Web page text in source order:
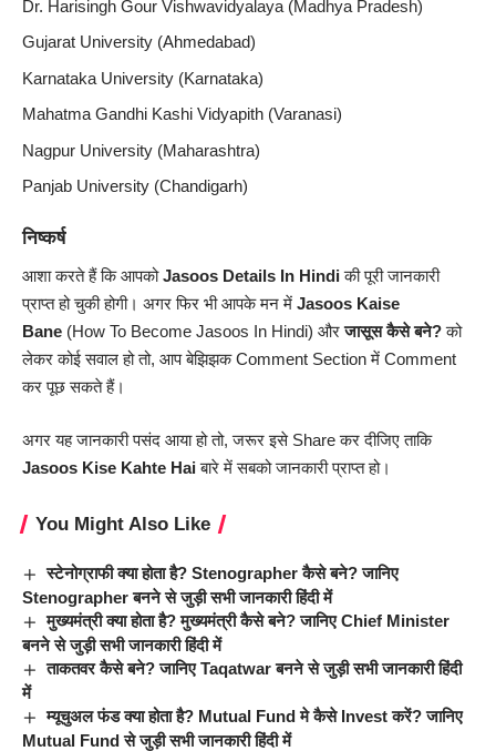
Dr. Harisingh Gour Vishwavidyalaya (Madhya Pradesh)
Gujarat University (Ahmedabad)
Karnataka University (Karnataka)
Mahatma Gandhi Kashi Vidyapith (Varanasi)
Nagpur University (Maharashtra)
Panjab University (Chandigarh)
निष्कर्ष
आशा करते हैं कि आपकोJasoos Details In Hindiकी पूरी जानकारी
प्राप्त हो चुकी होगी। अगर फिर भी आपके मन में Jasoos Kaise
Bane (How To Become Jasoos In Hindi) औरजासूस कैसे बने?को
लेकर कोई सवाल हो तो, आप बेझिझक Comment Section में Comment
कर पूछ सकते हैं।
अगर यह जानकारी पसंद आया हो तो, जरूर इसे Share कर दीजिए ताकि
Jasoos Kise Kahte Haiबारे में सबको जानकारी प्राप्त हो।
You Might Also Like
स्टेनोग्राफी क्या होता है? Stenographer कैसे बने? जानिए
Stenographer बनने से जुड़ी सभी जानकारी हिंदी में
मुख्यमंत्री क्या होता है? मुख्यमंत्री कैसे बने? जानिए Chief Minister
बनने से जुड़ी सभी जानकारी हिंदी में
ताकतवर कैसे बने? जानिए Taqatwar बनने से जुड़ी सभी जानकारी हिंदी
में
म्यूचुअल फंड क्या होता है? Mutual Fund मे कैसे Invest करें? जानिए
Mutual Fund से जुड़ी सभी जानकारी हिंदी में